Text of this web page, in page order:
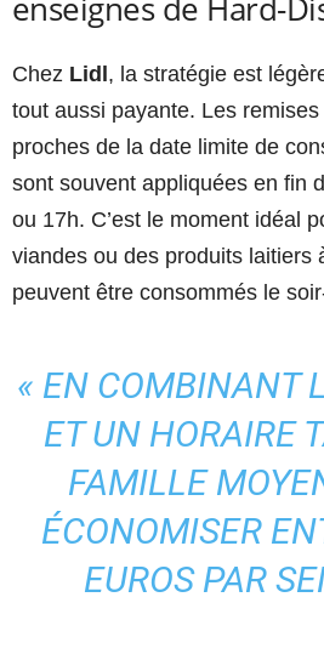
Chez Lidl , la stratégie est
tout aussi payante. Les
proches de la date limite de
sont souvent appliquées en fin
ou 17h. C’est le moment idéal
viandes ou des produits laitiers
peuvent être consommés le
« EN COMBINANT
ET UN HORAIRE
FAMILLE
ÉCONOMISER
EUROS PAR